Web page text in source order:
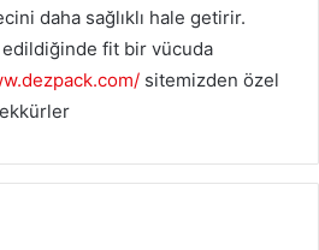
daha sağlıklı hale getirir.
fit bir vücuda
sitemizden özel